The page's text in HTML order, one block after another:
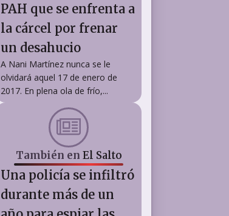
PAH que se enfrenta a
la cárcel por frenar
un desahucio
A Nani Martínez nunca se le
olvidará aquel 17 de enero de
2017. En plena ola de frío,...
También en El Salto
Una policía se infiltró
durante más de un